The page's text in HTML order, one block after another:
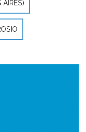
AIRES)